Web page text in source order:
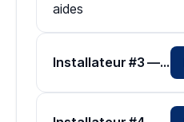
aides
Installateur #3 — Zone Sarthe